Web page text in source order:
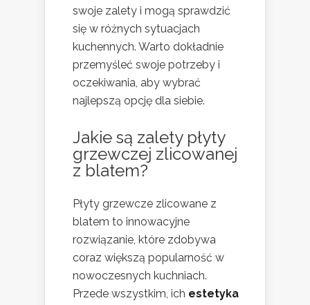
swoje zalety i mogą sprawdzić
się w różnych sytuacjach
kuchennych. Warto dokładnie
przemyśleć swoje potrzeby i
oczekiwania, aby wybrać
najlepszą opcję dla siebie.
Jakie są zalety płyty
grzewczej zlicowanej
z blatem?
Płyty grzewcze zlicowane z
blatem to innowacyjne
rozwiązanie, które zdobywa
coraz większą popularność w
nowoczesnych kuchniach.
Przede wszystkim, ich estetyka